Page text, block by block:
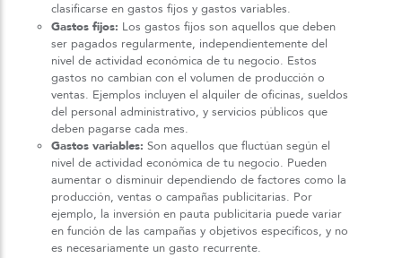
clasificarse en gastos fijos y gastos variables.
Gastos fijos: Los gastos fijos son aquellos que deben
ser pagados regularmente, independientemente del
nivel de actividad económica de tu negocio. Estos
gastos no cambian con el volumen de producción o
ventas. Ejemplos incluyen el alquiler de oficinas, sueldos
del personal administrativo, y servicios públicos que
deben pagarse cada mes.
Gastos variables: Son aquellos que fluctúan según el
nivel de actividad económica de tu negocio. Pueden
aumentar o disminuir dependiendo de factores como la
producción, ventas o campañas publicitarias. Por
ejemplo, la inversión en pauta publicitaria puede variar
en función de las campañas y objetivos específicos, y no
es necesariamente un gasto recurrente.